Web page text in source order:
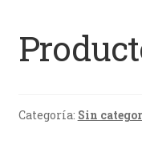
Categoría: Sin